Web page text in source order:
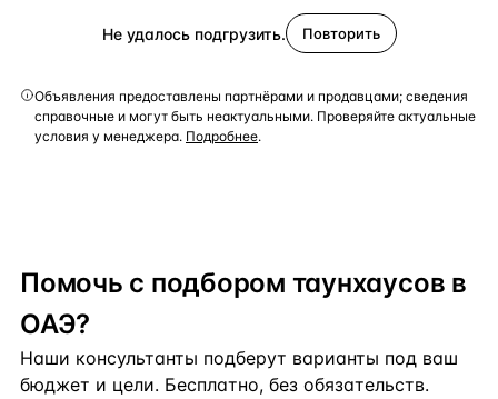
Не удалось подгрузить. Повторить
Объявления предоставлены партнёрами и продавцами; сведения
справочные и могут быть неактуальными. Проверяйте актуальные
условия у менеджера. Подробнее.
Помочь с подбором таунхаусов в
ОАЭ?
Наши консультанты подберут варианты под ваш
бюджет и цели. Бесплатно, без обязательств.